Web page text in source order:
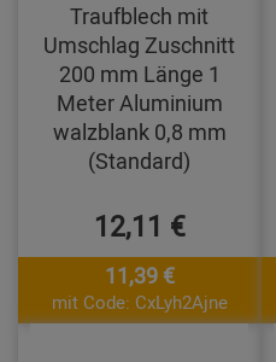
Traufblech mit
Umschlag Zuschnitt
200 mm Länge 1
Meter Aluminium
walzblank 0,8 mm
(Standard)
12,11 €
11,39 €
mit Code: CxLyh2Ajne